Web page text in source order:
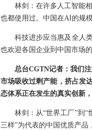
林剑：在许多人工智能
也都使用过。中国在AI的规
科技进步应当惠及全人
也欢迎各国企业到中国市场
总台CGTN记者：我们
市场吸收过剩产能，挤占发
态体系正在发生的真实创新
林剑：从“世界工厂”到
三样”为代表的中国优质产品